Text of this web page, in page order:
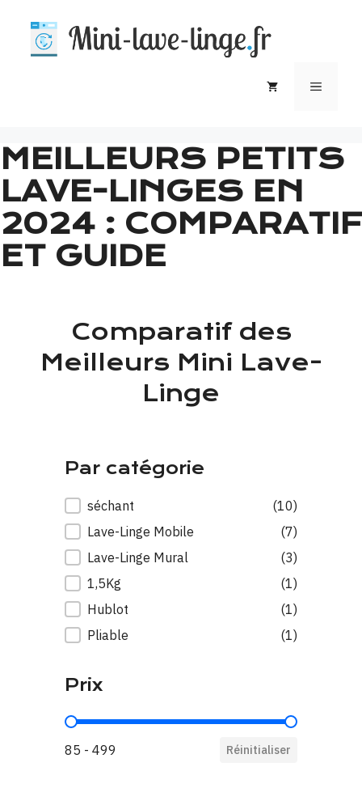
contenu
MEILLEURS PETITS
LAVE-LINGES EN
2024 : COMPARATIF
ET GUIDE
Comparatif des
Meilleurs Mini Lave-
Linge
Par catégorie
Par catégorie
séchant
(10)
Lave-Linge Mobile
(7)
Lave-Linge Mural
(3)
1,5Kg
(1)
Hublot
(1)
Pliable
(1)
Prix
Prix
85 - 499 Réinitialiser